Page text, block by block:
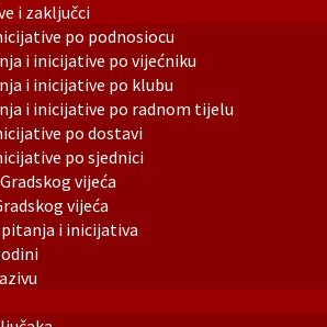
i zaključci
po podnosiocu
i inicijative po vijećniku
i inicijative po klubu
i inicijative po radnom tijelu
po dostavi
po sjednici
vijeća
vijeća
i inicijativa